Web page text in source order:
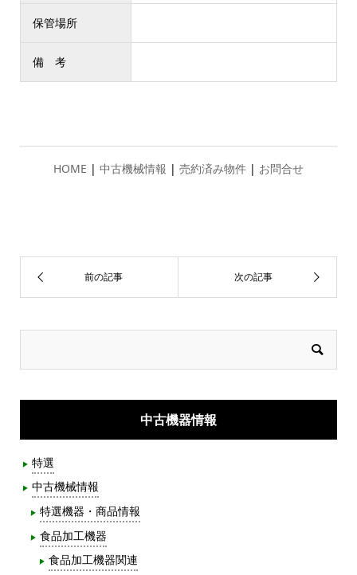
保管場所
備 考
HOME | 中古機械情報 | 売約済み物件 | お問合せ
中古機器情報
特選
中古機械情報
特選機器・商品情報
食品加工機器
食品加工機器関連